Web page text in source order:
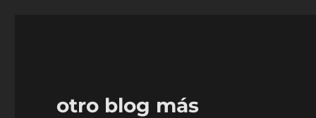
otro blog más